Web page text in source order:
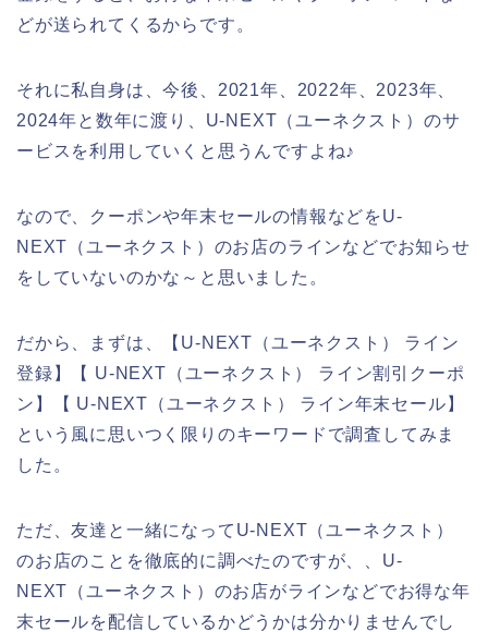
どが送られてくるからです。
それに私自身は、今後、2021年、2022年、2023年、
2024年と数年に渡り、U-NEXT（ユーネクスト）のサ
ービスを利用していくと思うんですよね♪
なので、クーポンや年末セールの情報などをU-
NEXT（ユーネクスト）のお店のラインなどでお知らせ
をしていないのかな～と思いました。
だから、まずは、【U-NEXT（ユーネクスト） ライン
登録】【 U-NEXT（ユーネクスト） ライン割引クーポ
ン】【 U-NEXT（ユーネクスト） ライン年末セール】
という風に思いつく限りのキーワードで調査してみま
した。
ただ、友達と一緒になってU-NEXT（ユーネクスト）
のお店のことを徹底的に調べたのですが、、U-
NEXT（ユーネクスト）のお店がラインなどでお得な年
末セールを配信しているかどうかは分かりませんでし